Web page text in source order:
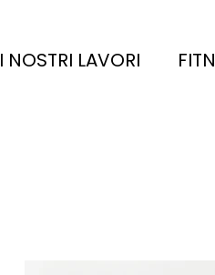
I NOSTRI LAVORI